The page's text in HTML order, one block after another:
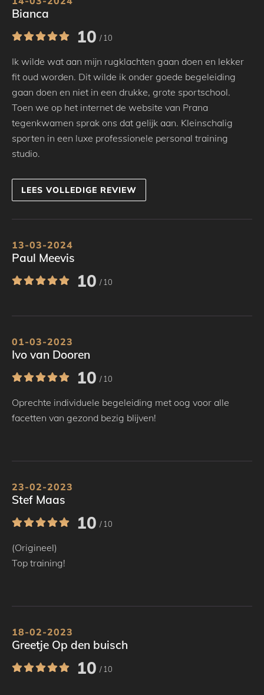
Bianca
10 / 10
Ik wilde wat aan mijn rugklachten gaan doen en lekker
fit oud worden. Dit wilde ik onder goede begeleiding
gaan doen en niet in een drukke, grote sportschool.
Toen we op het internet de website van Prana
tegenkwamen sprak ons dat gelijk aan. Kleinschalig
sporten in een luxe professionele personal training
studio.
LEES VOLLEDIGE REVIEW
13-03-2024
Paul Meevis
10 / 10
01-03-2023
Ivo van Dooren
10 / 10
Oprechte individuele begeleiding met oog voor alle
facetten van gezond bezig blijven!
23-02-2023
Stef Maas
10 / 10
(Origineel)
Top training!
18-02-2023
Greetje Op den buisch
10 / 10